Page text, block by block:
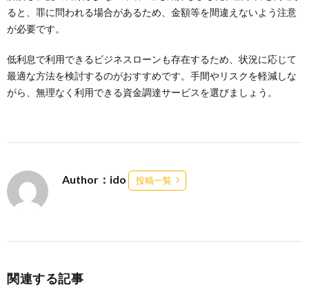
ると、罪に問われる場合があるため、金額等を間違えないよう注意
が必要です。
低利息で利用できるビジネスローンも存在するため、状況に応じて
最適な方法を検討するのがおすすめです。手間やリスクを軽減しな
がら、無理なく利用できる資金調達サービスを選びましょう。
Author：ido 投稿一覧
関連する記事